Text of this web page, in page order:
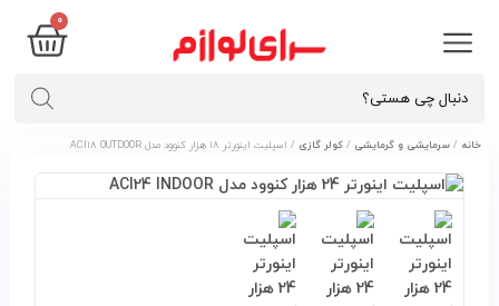
۰
خانه / سرمایشی و گرمایشی / کولر گازی / اسپليت اينورتر 18 هزار کنوود مدل ACI18 OUTDOOR